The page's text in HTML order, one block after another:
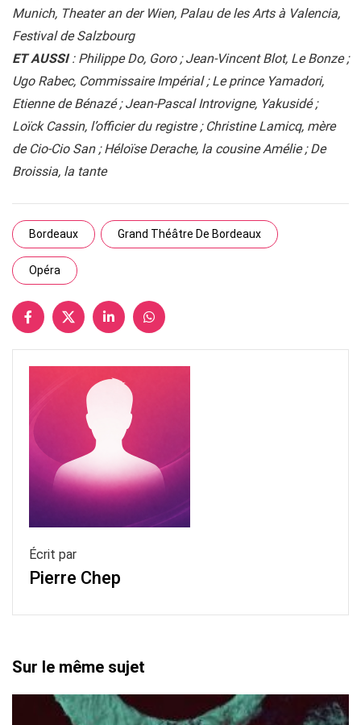
Munich, Theater an der Wien, Palau de les Arts à Valencia,
Festival de Salzbourg
ET AUSSI: Philippe Do, Goro ; Jean-Vincent Blot, Le Bonze ;
Ugo Rabec, Commissaire Impérial ; Le prince Yamadori,
Etienne de Bénazé ; Jean-Pascal Introvigne, Yakusidé ;
Loïck Cassin, l’officier du registre ; Christine Lamicq, mère
de Cio-Cio San ; Héloïse Derache, la cousine Amélie ; De
Broissia, la tante
Bordeaux Grand Théâtre De Bordeaux
Opéra
Écrit par
Pierre Chep
Sur le même sujet